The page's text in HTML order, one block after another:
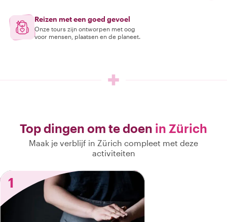
Reizen met een goed gevoel
Onze tours zijn ontworpen met oog
voor mensen, plaatsen en de planeet.
Top dingen om te doen in Zürich
Maak je verblijf in Zürich compleet met deze
activiteiten
1